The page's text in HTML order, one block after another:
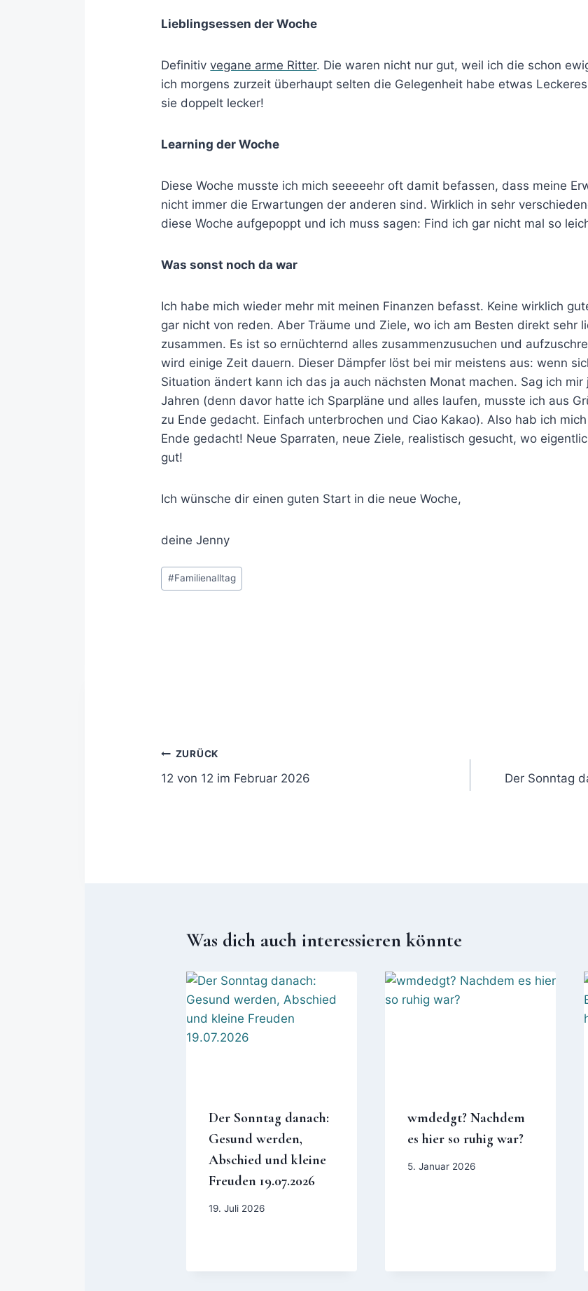
Lieblingsessen der Woche
Definitivvegane arme Ritter. Die waren nicht nur gut, weil ich die schon
ich morgens zurzeit überhaupt selten die Gelegenheit habe etwas
sie doppelt lecker!
Learning der Woche
Diese Woche musste ich mich seeeeehr oft damit befassen, dass meine
nicht immer die Erwartungen der anderen sind. Wirklich in sehr
diese Woche aufgepoppt und ich muss sagen: Find ich gar nicht mal so
Was sonst noch da war
Ich habe mich wieder mehr mit meinen Finanzen befasst. Keine wirklich
gar nicht von reden. Aber Träume und Ziele, wo ich am Besten direkt sehr
zusammen. Es ist so ernüchternd alles zusammenzusuchen und
wird einige Zeit dauern. Dieser Dämpfer löst bei mir meistens aus: wenn
Situation ändert kann ich das ja auch nächsten Monat machen. Sag ich
Jahren (denn davor hatte ich Sparpläne und alles laufen, musste ich aus
zu Ende gedacht. Einfach unterbrochen und Ciao Kakao). Also hab ich
Ende gedacht! Neue Sparraten, neue Ziele, realistisch gesucht, wo
gut!
Ich wünsche dir einen guten Start in die neue Woche,
deine Jenny
#Familienalltag
ZURÜCK
12 von 12 im Februar 2026
Der Sonntag
Was dich auch interessieren könnte
Der Sonntag danach:
Gesund werden,
Abschied und kleine
Freuden 19.07.2026
19. Juli 2026
wmdedgt? Nachdem
es hier so ruhig war?
5. Januar 2026